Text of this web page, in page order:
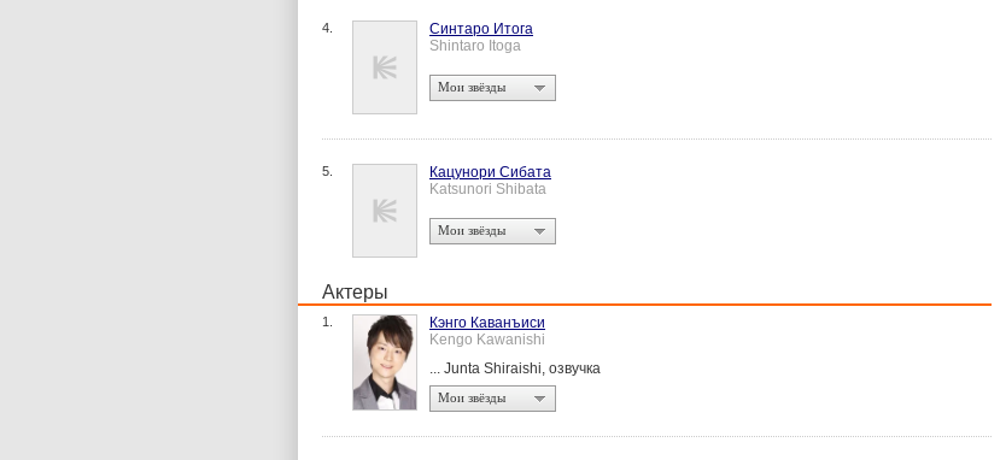
4.
Синтаро Итога
Shintaro Itoga
Мои звёзды
5.
Кацунори Сибата
Katsunori Shibata
Мои звёзды
Актеры
1.
Кэнго Каванъиси
Kengo Kawanishi
... Junta Shiraishi, озвучка
Мои звёзды